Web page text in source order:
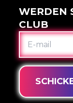
WERDEN
CLUB
E-
MAIL